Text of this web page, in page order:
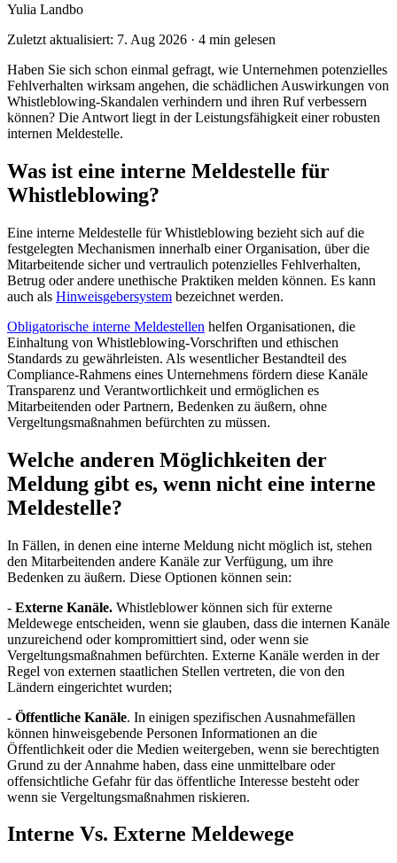
Yulia Landbo
Zuletzt aktualisiert: 7. Aug 2026 · 4 min gelesen
Haben Sie sich schon einmal gefragt, wie Unternehmen potenzielles
Fehlverhalten wirksam angehen, die schädlichen Auswirkungen von
Whistleblowing-Skandalen verhindern und ihren Ruf verbessern
können? Die Antwort liegt in der Leistungsfähigkeit einer robusten
internen Meldestelle.
Was ist eine interne Meldestelle für
Whistleblowing?
Eine interne Meldestelle für Whistleblowing bezieht sich auf die
festgelegten Mechanismen innerhalb einer Organisation, über die
Mitarbeitende sicher und vertraulich potenzielles Fehlverhalten,
Betrug oder andere unethische Praktiken melden können. Es kann
auch als Hinweisgebersystem bezeichnet werden.
Obligatorische interne Meldestellen helfen Organisationen, die
Einhaltung von Whistleblowing-Vorschriften und ethischen
Standards zu gewährleisten. Als wesentlicher Bestandteil des
Compliance-Rahmens eines Unternehmens fördern diese Kanäle
Transparenz und Verantwortlichkeit und ermöglichen es
Mitarbeitenden oder Partnern, Bedenken zu äußern, ohne
Vergeltungsmaßnahmen befürchten zu müssen.
Welche anderen Möglichkeiten der
Meldung gibt es, wenn nicht eine interne
Meldestelle?
In Fällen, in denen eine interne Meldung nicht möglich ist, stehen
den Mitarbeitenden andere Kanäle zur Verfügung, um ihre
Bedenken zu äußern. Diese Optionen können sein:
- Externe Kanäle. Whistleblower können sich für externe
Meldewege entscheiden, wenn sie glauben, dass die internen Kanäle
unzureichend oder kompromittiert sind, oder wenn sie
Vergeltungsmaßnahmen befürchten. Externe Kanäle werden in der
Regel von externen staatlichen Stellen vertreten, die von den
Ländern eingerichtet wurden;
- Öffentliche Kanäle. In einigen spezifischen Ausnahmefällen
können hinweisgebende Personen Informationen an die
Öffentlichkeit oder die Medien weitergeben, wenn sie berechtigten
Grund zu der Annahme haben, dass eine unmittelbare oder
offensichtliche Gefahr für das öffentliche Interesse besteht oder
wenn sie Vergeltungsmaßnahmen riskieren.
Interne Vs. Externe Meldewege